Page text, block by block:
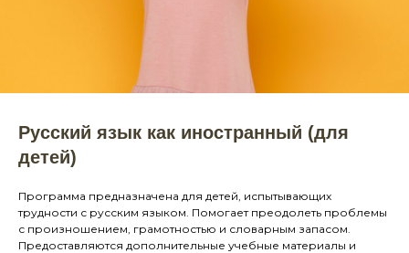
Русский язык как иностранный (для
детей)
Программа предназначена для детей, испытывающих
трудности с русским языком. Помогает преодолеть проблемы
с произношением, грамотностью и словарным запасом.
Предоставляются дополнительные учебные материалы и